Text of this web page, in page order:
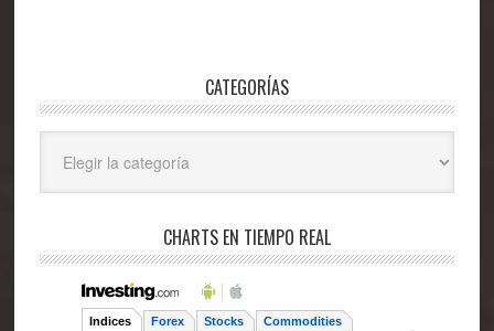
CATEGORÍAS
CHARTS EN TIEMPO REAL